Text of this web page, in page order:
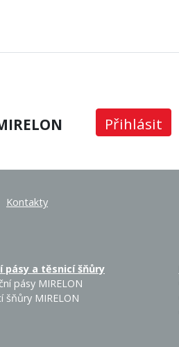
Přihlásit
Kontakty
pásy a těsnicí šňůry
pásy MIRELON
šňůry MIRELON